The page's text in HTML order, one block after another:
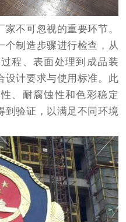
不可忽视的重要环节。
个制造步骤进行检查，从
程、表面处理到成品装
设计要求与使用标准。此
、耐腐蚀性和色彩稳定
到验证，以满足不同环境